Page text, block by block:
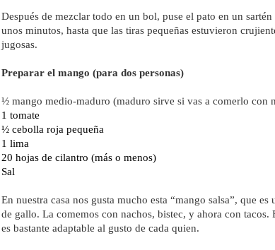
Después de mezclar todo en un bol, puse el pato en un
unos minutos, hasta que las tiras pequeñas estuvieron
jugosas.
Preparar el mango (para dos personas)
½ mango medio-maduro (maduro sirve si vas a comerlo con
1 tomate
½ cebolla roja pequeña
1 lima
20 hojas de cilantro (más o menos)
Sal
En nuestra casa nos gusta mucho esta “mango salsa”, que
de gallo. La comemos con nachos, bistec, y ahora con
es bastante adaptable al gusto de cada quien.